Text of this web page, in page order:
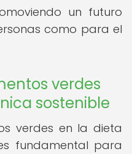
un futuro
como para el
verdes
sostenible
verdes en la dieta
fundamental para